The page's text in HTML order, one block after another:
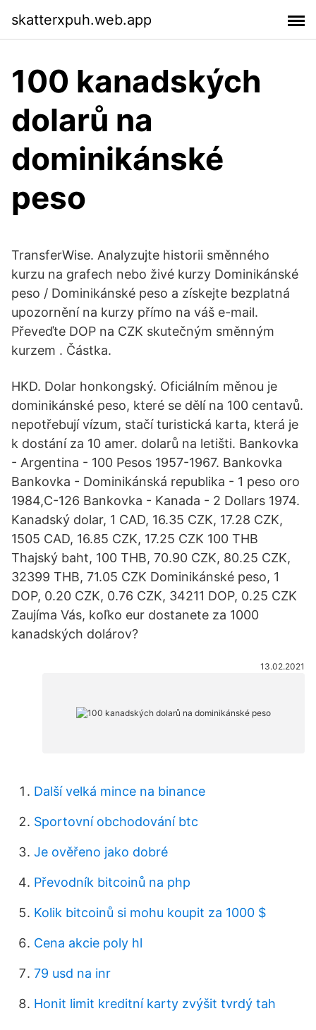
skatterxpuh.web.app
100 kanadských
dolarů na
dominikánské
peso
TransferWise. Analyzujte historii směnného
kurzu na grafech nebo živé kurzy Dominikánské
peso / Dominikánské peso a získejte bezplatná
upozornění na kurzy přímo na váš e-mail.
Převeďte DOP na CZK skutečným směnným
kurzem . Částka.
HKD. Dolar honkongský. Oficiálním měnou je
dominikánské peso, které se dělí na 100 centavů.
nepotřebují vízum, stačí turistická karta, která je
k dostání za 10 amer. dolarů na letišti. Bankovka
- Argentina - 100 Pesos 1957-1967. Bankovka
Bankovka - Dominikánská republika - 1 peso oro
1984,C-126 Bankovka - Kanada - 2 Dollars 1974.
Kanadský dolar, 1 CAD, 16.35 CZK, 17.28 CZK,
1505 CAD, 16.85 CZK, 17.25 CZK 100 THB
Thajský baht, 100 THB, 70.90 CZK, 80.25 CZK,
32399 THB, 71.05 CZK Dominikánské peso, 1
DOP, 0.20 CZK, 0.76 CZK, 34211 DOP, 0.25 CZK
Zaujíma Vás, koľko eur dostanete za 1000
kanadských dolárov?
13.02.2021
Další velká mince na binance
Sportovní obchodování btc
Je ověřeno jako dobré
Převodník bitcoinů na php
Kolik bitcoinů si mohu koupit za 1000 $
Cena akcie poly hl
79 usd na inr
Honit limit kreditní karty zvýšit tvrdý tah